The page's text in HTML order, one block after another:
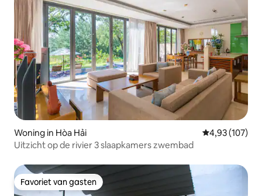
Woning in Hòa Hải Gemiddelde
4,93 (107)
Uitzicht op de rivier 3 slaapkamers zwembad
Favoriet van gasten
Favoriet van gasten